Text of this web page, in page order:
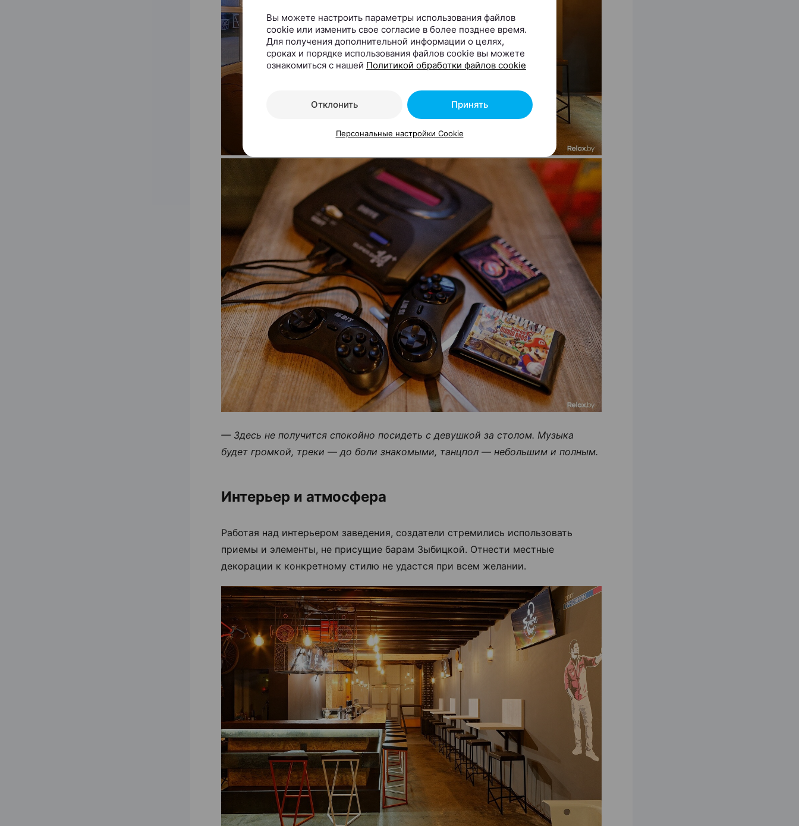
— Здесь не получится спокойно посидеть с девушкой за столом. Музыка
будет громкой, треки — до боли знакомыми, танцпол — небольшим и полным.
Интерьер и атмосфера
Работая над интерьером заведения, создатели стремились использовать
приемы и элементы, не присущие барам Зыбицкой. Отнести местные
декорации к конкретному стилю не удастся при всем желании.
Вы можете настроить параметры использования файлов
cookie или изменить свое согласие в более позднее время.
Для получения дополнительной информации о целях,
сроках и порядке использования файлов cookie вы можете
ознакомиться с нашей Политикой обработки файлов cookie
Отклонить Принять
Персональные настройки Cookie